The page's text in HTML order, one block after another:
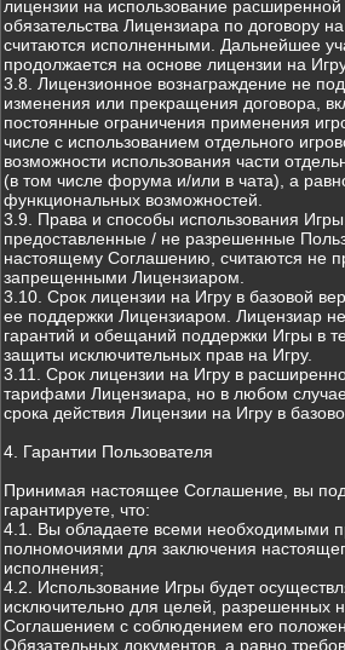
лицензии на использование
обязательства Лицензиара по договору
считаются исполненными. Дальнейшее
продолжается на основе лицензии на
3.8. Лицензионное вознаграждение не
изменения или прекращения договора,
постоянные ограничения применения
числе с использованием отдельного
возможности использования части
(в том числе форума и/или в чата), а
функциональных возможностей.
3.9. Права и способы использования
предоставленные / не разрешенные
настоящему Соглашению, считаются не
запрещенными Лицензиаром.
3.10. Срок лицензии на Игру в базовой
ее поддержки Лицензиаром. Лицензиар
гарантий и обещаний поддержки Игры в
защиты исключительных прав на Игру.
3.11. Срок лицензии на Игру в
тарифами Лицензиара, но в любом
срока действия Лицензии на Игру в
4. Гарантии Пользователя
Принимая настоящее Соглашение, вы
гарантируете, что:
4.1. Вы обладаете всеми необходимыми
полномочиями для заключения
исполнения;
4.2. Использование Игры будет
исключительно для целей, разрешенных
Соглашением с соблюдением его
Обязательных документов, а равно